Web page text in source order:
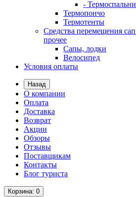
-
Термопончо
Термотенты
Средства перемещения
прочее
Сапы, лодки
Велосипед
Условия оплаты
Назад
О компании
Оплата
Доставка
Возврат
Акции
Обзоры
Отзывы
Поставщикам
Контакты
Блог туриста
Корзина: 0